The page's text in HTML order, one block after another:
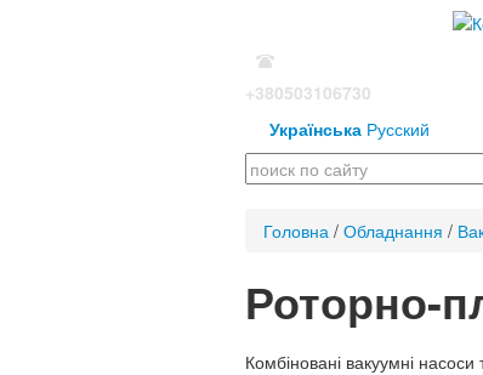
+380503106730
Українська Русский
Головна / Обладнання /
Роторно-
Комбіновані вакуумні